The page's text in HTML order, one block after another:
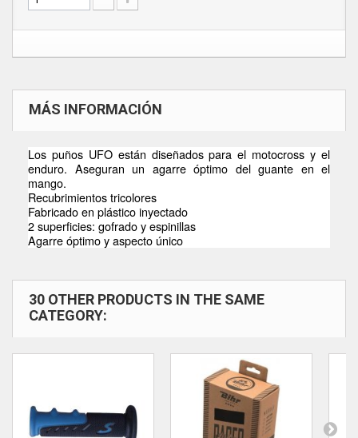
MÁS INFORMACIÓN
Los puños UFO están diseñados para el motocross y el
enduro. Aseguran un agarre óptimo del guante en el
mango.
Recubrimientos tricolores
Fabricado en plástico inyectado
2 superficies: gofrado y espinillas
Agarre óptimo y aspecto único
30 OTHER PRODUCTS IN THE SAME
CATEGORY: